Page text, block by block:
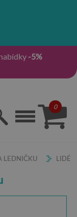
-5%
0
LEDNIČKU LIDÉ